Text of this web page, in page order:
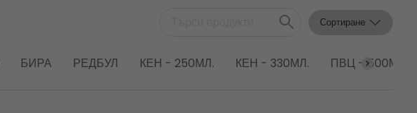
Сортиране
БИРА РЕДБУЛ КЕН - 250МЛ. КЕН - 330МЛ. ПВЦ - 500МЛ.